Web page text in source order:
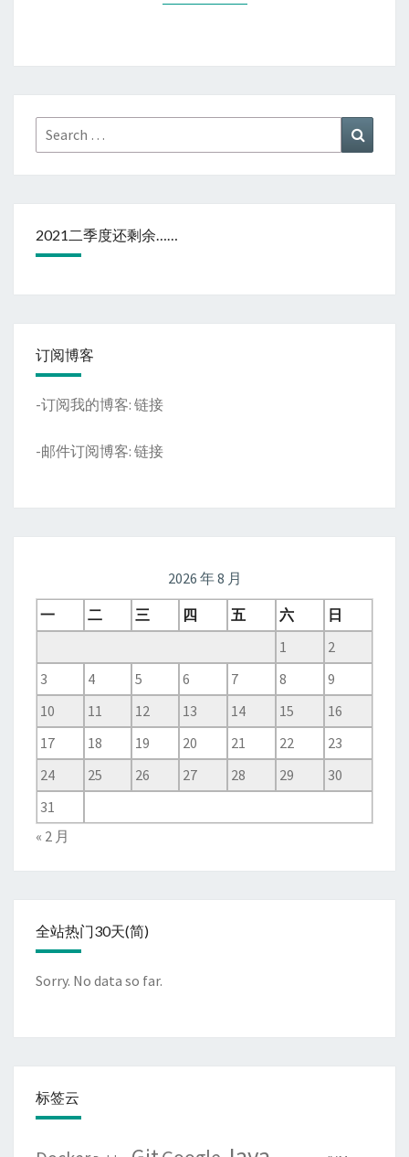
Search
for:
2021二季度还剩余……
订阅博客
-订阅我的博客: 链接
-邮件订阅博客: 链接
2026 年 8 月
一
二 三 四 五 六
日
1
2
3
4 5 6 7 8
9
10
11 12 13 14 15
16
17
18 19 20 21 22
23
24
25 26 27 28 29
30
31
« 2 月
全站热门30天(简)
Sorry. No data so far.
标签云